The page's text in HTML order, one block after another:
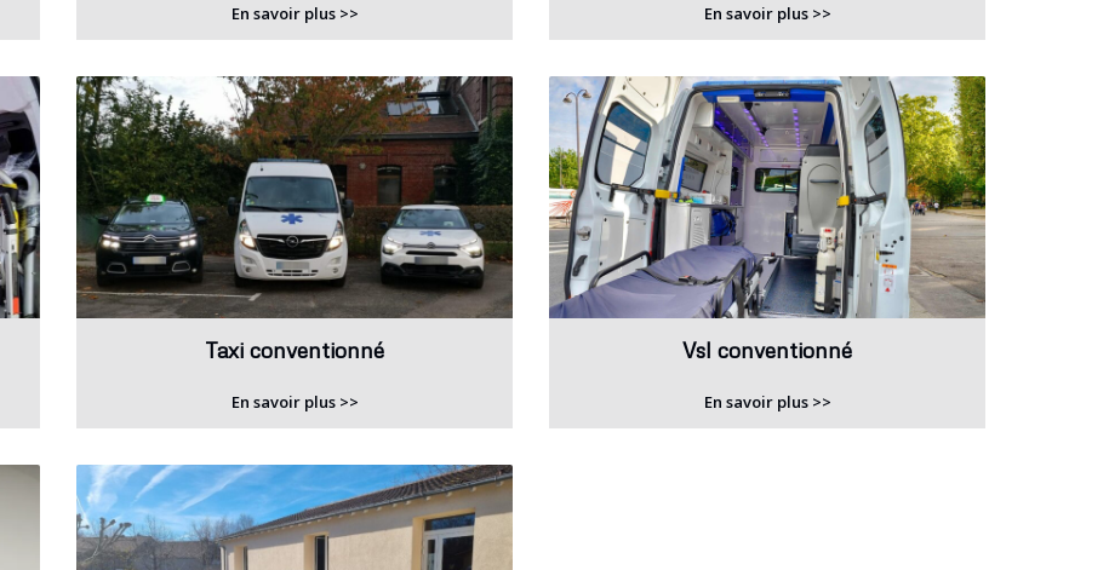
En savoir plus >> En savoir plus >>
Taxi conventionné
En savoir plus >>
Vsl conventionné
En savoir plus >>